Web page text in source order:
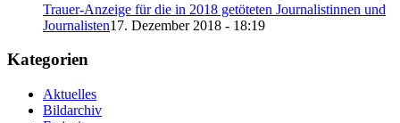
Trauer-Anzeige für die in 2018 getöteten Journalistinnen und
Journalisten17. Dezember 2018 - 18:19
Kategorien
Aktuelles
Bildarchiv